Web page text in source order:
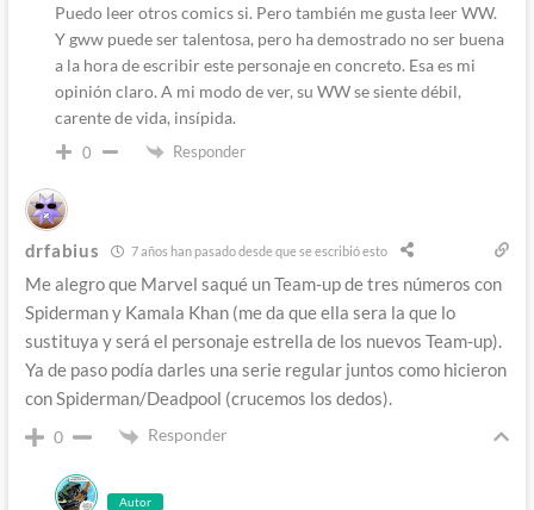
Puedo leer otros comics si. Pero también me gusta leer WW.
Y gww puede ser talentosa, pero ha demostrado no ser buena
a la hora de escribir este personaje en concreto. Esa es mi
opinión claro. A mi modo de ver, su WW se siente débil,
carente de vida, insípida.
0 Responder
drfabius 7 años han pasado desde que se escribió esto
Me alegro que Marvel saqué un Team-up de tres números con
Spiderman y Kamala Khan (me da que ella sera la que lo
sustituya y será el personaje estrella de los nuevos Team-up).
Ya de paso podía darles una serie regular juntos como hicieron
con Spiderman/Deadpool (crucemos los dedos).
0 Responder
Autor